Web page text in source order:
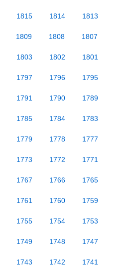
1815 1814 1813
1809 1808 1807
1803 1802 1801
1797 1796 1795
1791 1790 1789
1785 1784 1783
1779 1778 1777
1773 1772 1771
1767 1766 1765
1761 1760 1759
1755 1754 1753
1749 1748 1747
1743 1742 1741